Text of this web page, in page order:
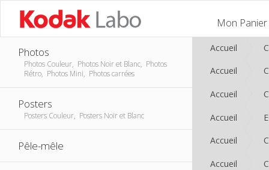
Mon Panier
Photos
Photos Couleur, Photos Noir et Blanc, Photos
Rétro, Photos Mini, Photos carrées
Posters
Posters Couleur, Posters Noir et Blanc
Pêle-mêle
Accueil
Accueil
Accueil
Accueil
Accueil
Accueil